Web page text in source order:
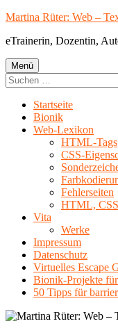
Springe
Inhalt
Martina Rüter: Web –
eTrainerin, Dozentin,
Primäres
Menü
Menü
Suchen
nach:
Startseite
Bionik
Web-Lexikon
HTML-Tags
CSS-
Fehlerseiten
HTML,
Vita
Werke
Impressum
Datenschutz
Virtuelles Escape
Bionik-Projekte
50 Tipps für